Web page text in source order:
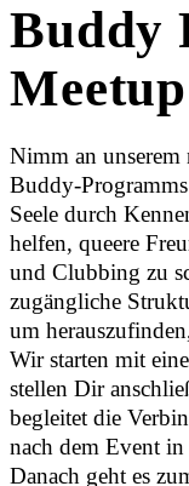
Buddy
Meetup
Nimm an unserem
Buddy-
Seele durch
helfen, queere
und Clubbing zu
zugängliche
um
Wir starten mit
stellen Dir
begleitet die
nach dem Event
Danach geht es